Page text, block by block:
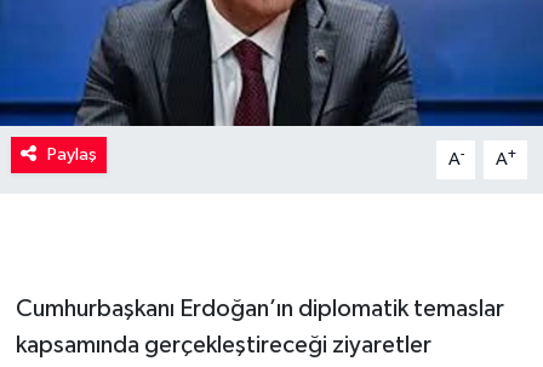
Paylaş A- A+
Cumhurbaşkanı Erdoğan’ın diplomatik temaslar
kapsamında gerçekleştireceği ziyaretler